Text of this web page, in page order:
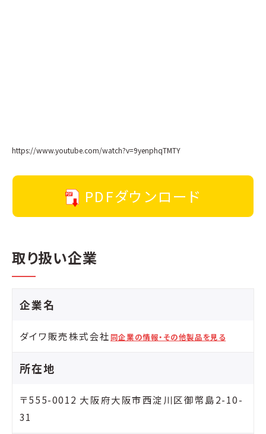
https://www.youtube.com/watch?v=9yenphqTMTY
PDFダウンロード
取り扱い企業
企業名
ダイワ販売株式会社 同企業の情報・その他製品を見る
所在地
〒555-0012 大阪府大阪市西淀川区御幣島2-10-
31